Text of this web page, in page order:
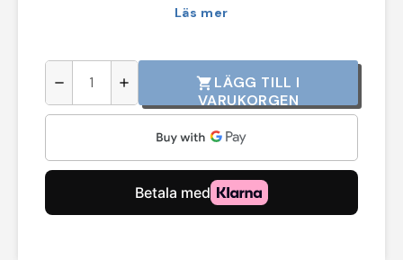
Läs mer
remove add shopping_cart LÄGG TILL I
VARUKORGEN